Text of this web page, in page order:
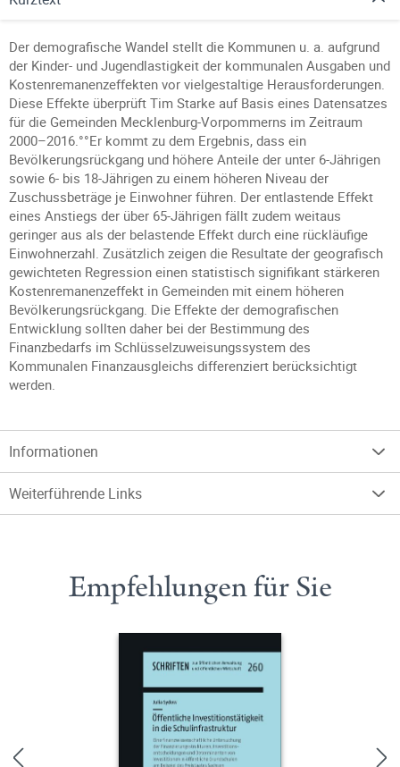
Der demografische Wandel stellt die Kommunen u. a. aufgrund
der Kinder- und Jugendlastigkeit der kommunalen Ausgaben und
Kostenremanenzeffekten vor vielgestaltige Herausforderungen.
Diese Effekte überprüft Tim Starke auf Basis eines Datensatzes
für die Gemeinden Mecklenburg-Vorpommerns im Zeitraum
2000–2016.°°Er kommt zu dem Ergebnis, dass ein
Bevölkerungsrückgang und höhere Anteile der unter 6-Jährigen
sowie 6- bis 18-Jährigen zu einem höheren Niveau der
Zuschussbeträge je Einwohner führen. Der entlastende Effekt
eines Anstiegs der über 65-Jährigen fällt zudem weitaus
geringer aus als der belastende Effekt durch eine rückläufige
Einwohnerzahl. Zusätzlich zeigen die Resultate der geografisch
gewichteten Regression einen statistisch signifikant stärkeren
Kostenremanenzeffekt in Gemeinden mit einem höheren
Bevölkerungsrückgang. Die Effekte der demografischen
Entwicklung sollten daher bei der Bestimmung des
Finanzbedarfs im Schlüsselzuweisungssystem des
Kommunalen Finanzausgleichs differenziert berücksichtigt
werden.
Informationen
Weiterführende Links
Empfehlungen für Sie